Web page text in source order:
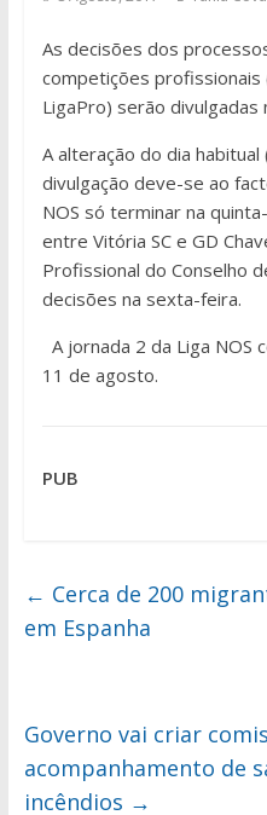
As decisões dos
competições profissionais
LigaPro) serão
A alteração do dia
divulgação deve-se ao
NOS só terminar na
entre Vitória SC e GD
Profissional do Conselho
decisões na sexta-feira.
A jornada 2 da Liga NOS
11 de agosto.
PUB
← Cerca de 200
em Espanha
Governo vai criar
acompanhamento de
incêndios →